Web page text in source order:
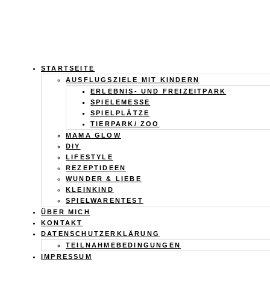
Calistas
Traum
STARTSEITE
AUSFLUGSZIELE MIT KINDERN
ERLEBNIS- UND FREIZEITPARK
SPIELEMESSE
SPIELPLÄTZE
TIERPARK/ ZOO
MAMA GLOW
DIY
LIFESTYLE
REZEPTIDEEN
WUNDER & LIEBE
KLEINKIND
SPIELWARENTEST
ÜBER MICH
KONTAKT
DATENSCHUTZERKLÄRUNG
TEILNAHMEBEDINGUNGEN
IMPRESSUM